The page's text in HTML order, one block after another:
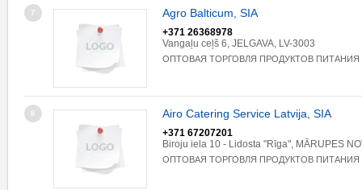
7 Agro Balticum, SIA
+371 26368978
Vangaļu ceļš 6, JELGAVA, LV-3003
ОПТОВАЯ ТОРГОВЛЯ ПРОДУКТОВ ПИТАНИЯ
8 Airo Catering Service Latvija, SIA
+371 67207201
Biroju iela 10 - Lidosta "Rīga", MĀRUPES
ОПТОВАЯ ТОРГОВЛЯ ПРОДУКТОВ ПИТАНИЯ